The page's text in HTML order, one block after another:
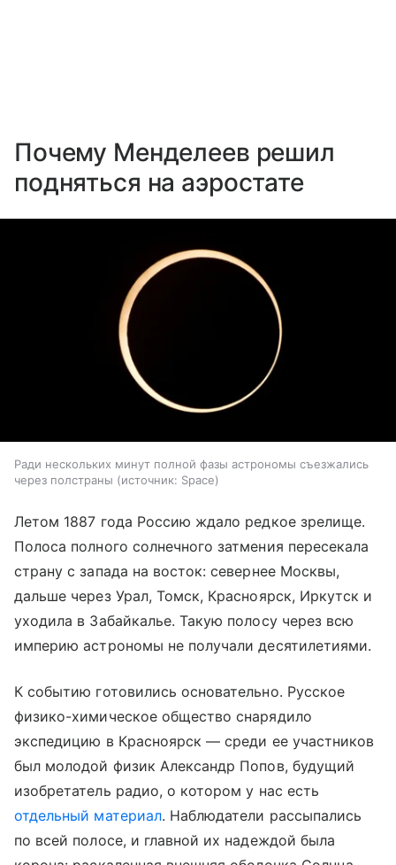
Почему Менделеев решил
подняться на аэростате
Ради нескольких минут полной фазы астрономы съезжались
через полстраны
источник: Space
Летом 1887 года Россию ждало редкое зрелище.
Полоса полного солнечного затмения пересекала
страну с запада на восток: севернее Москвы,
дальше через Урал, Томск, Красноярск, Иркутск и
уходила в Забайкалье. Такую полосу через всю
империю астрономы не получали десятилетиями.
К событию готовились основательно. Русское
физико-химическое общество снарядило
экспедицию в Красноярск — среди ее участников
был молодой физик Александр Попов, будущий
изобретатель радио, о котором у нас есть
отдельный материал. Наблюдатели рассыпались
по всей полосе, и главной их надеждой была